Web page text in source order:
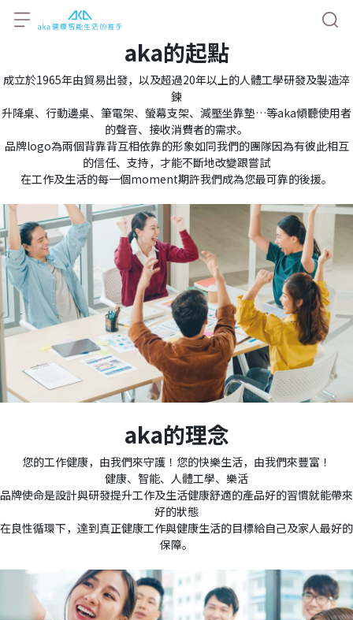
aka的起點
成立於1965年由貿易出發，以及超過20年以上的人體工學研發及製造淬
鍊
升降桌、行動邊桌、筆電架、螢幕支架、減壓坐靠墊…等aka傾聽使用者
的聲音、接收消費者的需求。
品牌logo為兩個背靠背互相依靠的形象如同我們的團隊因為有彼此相互
的信任、支持，才能不斷地改變跟嘗試
在工作及生活的每一個moment期許我們成為您最可靠的後援。
aka的理念
您的工作健康，由我們來守護！您的快樂生活，由我們來豐富！
健康、智能、人體工學、樂活
品牌使命是設計與研發提升工作及生活健康舒適的產品好的習慣就能帶來
好的狀態
在良性循環下，達到真正健康工作與健康生活的目標給自己及家人最好的
保障。